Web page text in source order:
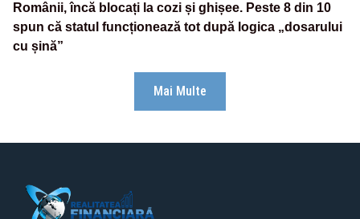
Românii, încă blocați la cozi și ghișee. Peste 8 din 10
spun că statul funcționează tot după logica „dosarului
cu șină”
Mai Multe